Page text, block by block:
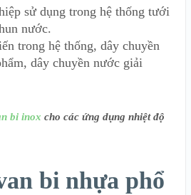
sử dụng trong hệ thống tưới
nước.
trong hệ thống, dây chuyền
dây chuyền nước giải
bi inox cho các ứng dụng nhiệt độ
bi nhựa phổ